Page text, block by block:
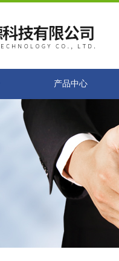
产品中心